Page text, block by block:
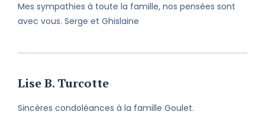
Mes sympathies à toute la famille, nos pensées sont
avec vous. Serge et Ghislaine
Lise B. Turcotte
Sincères condoléances à la famille Goulet.